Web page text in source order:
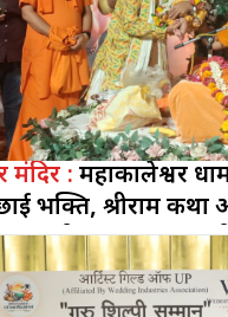
मंदिर : महाकालेश्वर
भक्ति, श्रीराम कथा
में उमड़ी श्रद्धालुओं की